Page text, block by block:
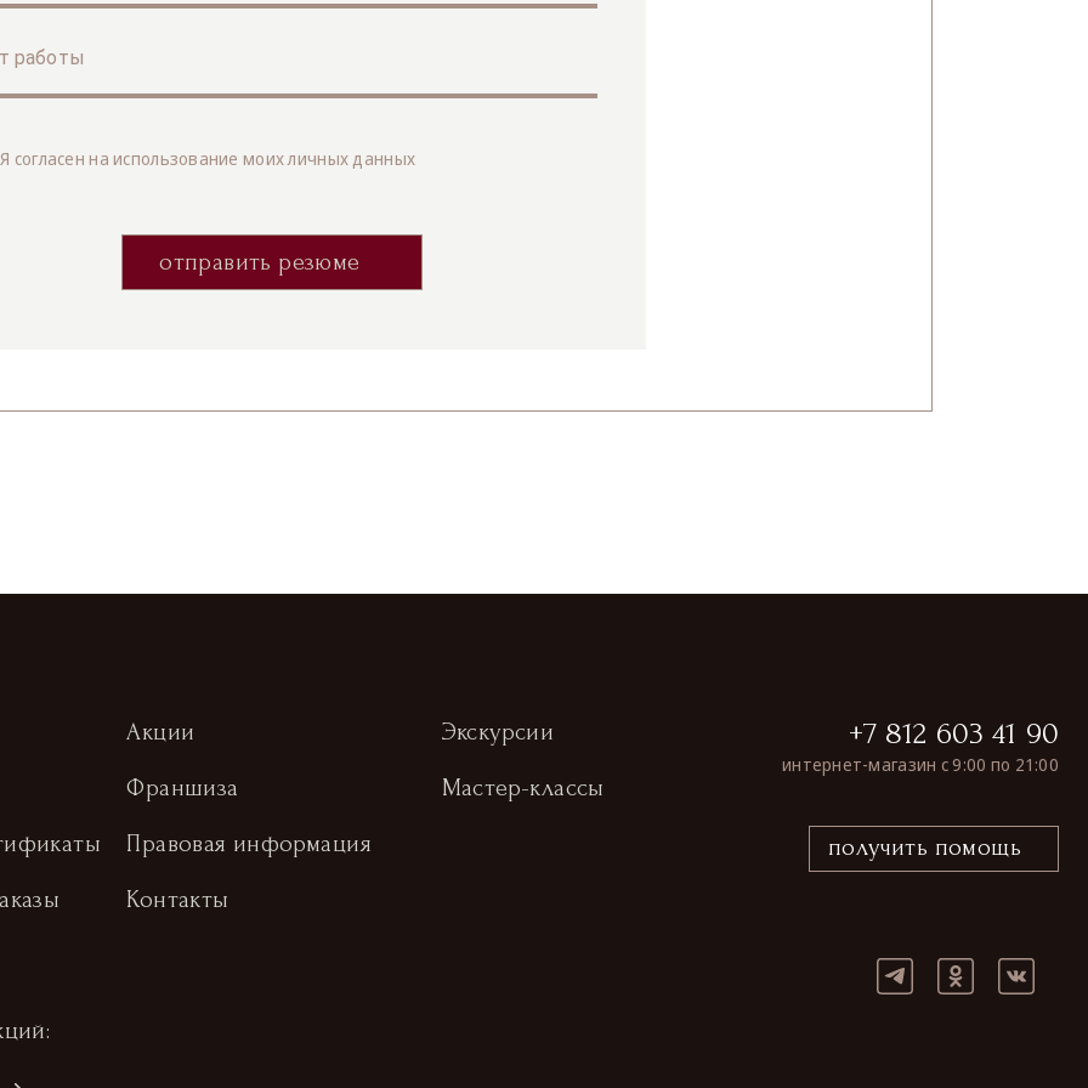
работы
Я согласен на использование моих личных данных
отправить резюме
Акции
Франшиза
Правовая информация
Контакты
Экскурсии
Мастер-классы
+7 812 603 41 90
интернет-магазин с 9:00 по 21:00
получить помощь